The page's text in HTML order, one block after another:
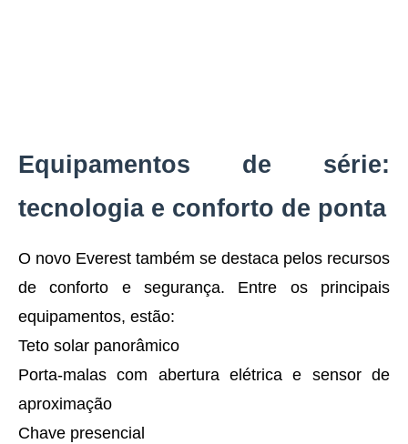
Equipamentos de série:
tecnologia e conforto de ponta
O novo Everest também se destaca pelos recursos
de conforto e segurança. Entre os principais
equipamentos, estão:
Teto solar panorâmico
Porta-malas com abertura elétrica e sensor de
aproximação
Chave presencial